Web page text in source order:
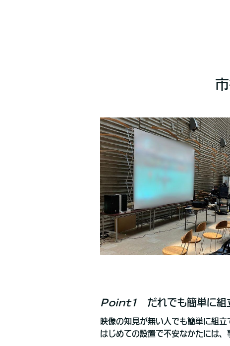
Point1 だれでも簡単に組
映像の知見が無い人でも簡単に組立
はじめての設置で不安なかたには